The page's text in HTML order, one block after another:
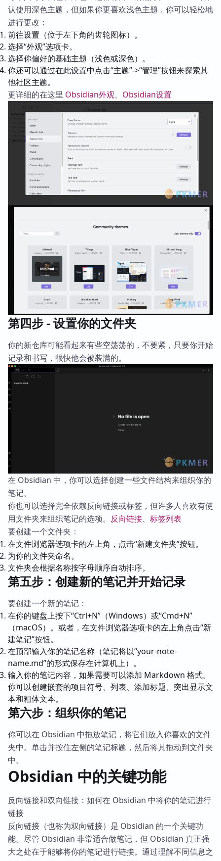
认使用深色主题，但如果你更喜欢浅色主题，你可以轻松地
进行更改：
前往设置（位于左下角的齿轮图标）。
选择“外观”选项卡。
选择你偏好的基础主题（浅色或深色）。
你还可以通过在此设置中点击“主题”->“管理”按钮来探索其
他社区主题。
更详细的在这里 Obsidian外观、 Obsidian设置
第四步 - 设置你的文件夹
你的新仓库可能看起来有些空荡荡的，不要紧，只要你开始
记录和书写，很快他会被装满的。
在 Obsidian 中，你可以选择创建一些文件结构来组织你的
笔记。
你也可以选择完全依赖反向链接或标签，但许多人喜欢有使
用文件夹来组织笔记的选项。 反向链接、 标签列表
要创建一个文件夹：
在文件浏览器选项卡的左上角，点击“新建文件夹”按钮。
为你的文件夹命名。
文件夹会根据名称按字母顺序自动排序。
第五步：创建新的笔记并开始记录
要创建一个新的笔记：
在你的键盘上按下“Ctrl+N”（Windows）或“Cmd+N”
（macOS）。或者，在文件浏览器选项卡的左上角点击“新
建笔记”按钮。
在顶部输入你的笔记名称（笔记将以“your-note-
name.md”的形式保存在计算机上）。
输入你的笔记内容，如果需要可以添加 Markdown 格式。
你可以创建嵌套的项目符号、列表、添加标题、突出显示文
本和粗体文本。
第六步：组织你的笔记
你可以在 Obsidian 中拖放笔记，将它们放入你喜欢的文件
夹中。单击并按住左侧的笔记标题，然后将其拖动到文件夹
中。
Obsidian 中的关键功能
反向链接和双向链接：如何在 Obsidian 中将你的笔记进行
链接
反向链接（也称为双向链接）是 Obsidian 的一个关键功
能。尽管 Obsidian 非常适合做笔记，但 Obsidian 真正强
大之处在于能够将你的笔记进行链接。通过理解不同信息之